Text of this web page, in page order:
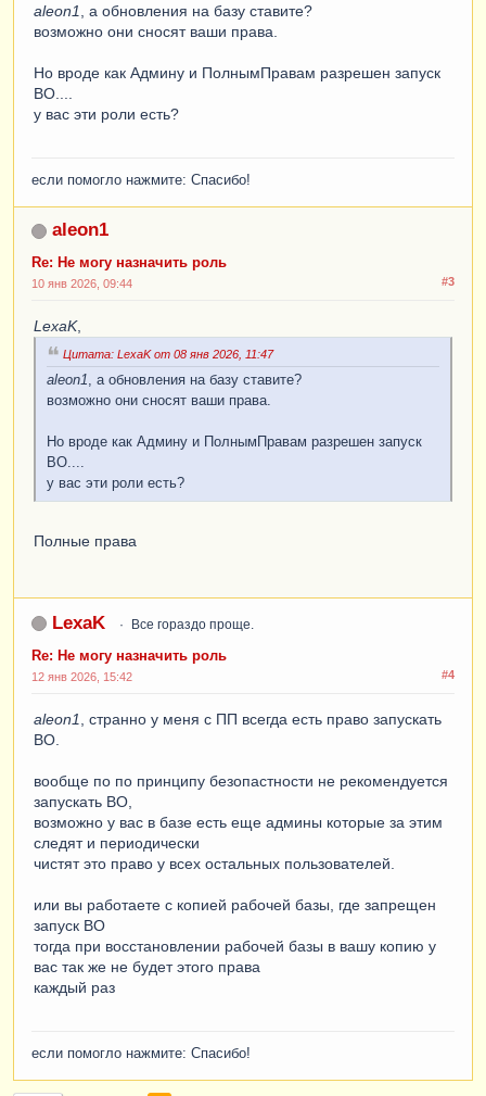
aleon1, а обновления на базу ставите?
возможно они сносят ваши права.
Но вроде как Админу и ПолнымПравам разрешен запуск
ВО....
у вас эти роли есть?
если помогло нажмите: Спасибо!
aleon1
Re: Не могу назначить роль
#3
10 янв 2026, 09:44
LexaK,
Цитата: LexaK от 08 янв 2026, 11:47
aleon1, а обновления на базу ставите?
возможно они сносят ваши права.
Но вроде как Админу и ПолнымПравам разрешен запуск
ВО....
у вас эти роли есть?
Полные права
LexaK Все гораздо проще.
Re: Не могу назначить роль
#4
12 янв 2026, 15:42
aleon1
, странно у меня с ПП всегда есть право запускать
ВО.
вообще по по принципу безопастности не рекомендуется
запускать ВО,
возможно у вас в базе есть еще админы которые за этим
следят и периодически
чистят это право у всех остальных пользователей.
или вы работаете с копией рабочей базы, где запрещен
запуск ВО
тогда при восстановлении рабочей базы в вашу копию у
вас так же не будет этого права
каждый раз
если помогло нажмите: Спасибо!